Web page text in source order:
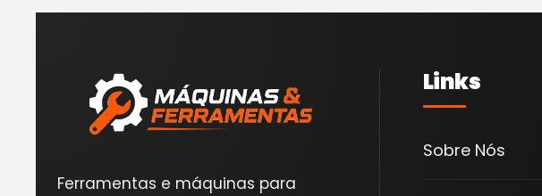
Ferramentas e máquinas para
Links
Sobre Nós